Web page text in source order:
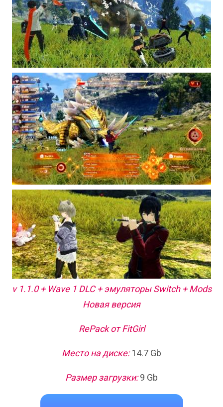
v 1.1.0 + Wave 1 DLC + эмуляторы Switch + Mods
Новая версия
RePack от FitGirl
Место на диске:14.7 Gb
Размер загрузки:9 Gb